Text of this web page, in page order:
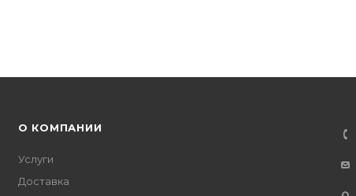
О КОМПАНИИ
Услуги
Доставка